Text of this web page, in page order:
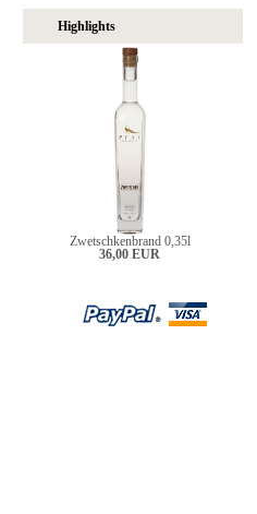
Highlights
Zwetschkenbrand 0,35l
36,00 EUR